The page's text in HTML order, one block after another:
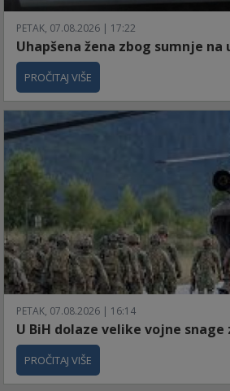
PETAK, 07.08.2026 | 17:22
Uhapšena žena zbog sumnje
PROČITAJ VIŠE
PETAK, 07.08.2026 | 16:14
U BiH dolaze velike vojne
PROČITAJ VIŠE